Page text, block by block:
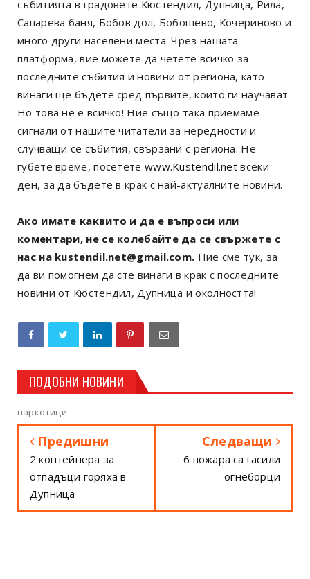
събитията в градовете Кюстендил, Дупница, Рила,
Сапарева баня, Бобов дол, Бобошево, Кочериново и
много други населени места. Чрез нашата
платформа, вие можете да четете всичко за
последните събития и новини от региона, като
винаги ще бъдете сред първите, които ги научават.
Но това не е всичко! Ние също така приемаме
сигнали от нашите читатели за нередности и
случващи се събития, свързани с региона. Не
губете време, посетете www.Kustendil.net всеки
ден, за да бъдете в крак с най-актуалните новини.
Ако имате каквито и да е въпроси или
коментари, не се колебайте да се свържете с
нас на kustendil.net@gmail.com. Ние сме тук, за
да ви помогнем да сте винаги в крак с последните
новини от Кюстендил, Дупница и околността!
ПОДОБНИ НОВИНИ
наркотици
Предишни
2 контейнера за
отпадъци горяха в
Дупница
Следващи
6 пожара са гасили
огнеборци